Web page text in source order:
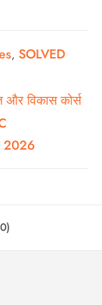
, SOLVED
और विकास कोर्स
2026